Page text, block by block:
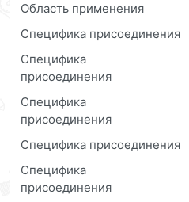
Для приобретения данной
мышкой«Добавить в
заказ позвонив по
Условия доставки и цены
Область применения
Специфика присоединения
Специфика
присоединения
Специфика
присоединения
Специфика присоединения
Специфика
присоединения